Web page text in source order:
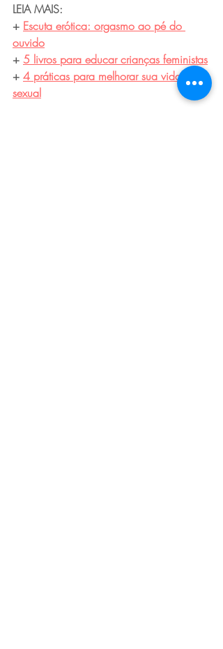
LEIA MAIS:
+ Escuta erótica: orgasmo ao pé do
ouvido
+ 5 livros para educar crianças feministas
+ 4 práticas para melhorar sua vida
sexual